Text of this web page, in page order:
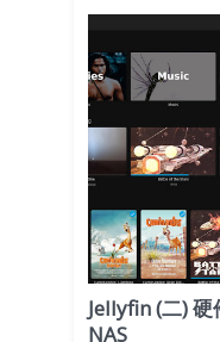
Jellyfin (二)
NAS